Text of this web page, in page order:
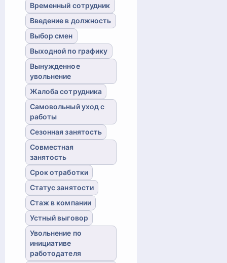
Временный сотрудник
Введение в должность
Выбор смен
Выходной по графику
Вынужденное
увольнение
Жалоба сотрудника
Самовольный уход с
работы
Сезонная занятость
Совместная
занятость
Срок отработки
Статус занятости
Стаж в компании
Устный выговор
Увольнение по
инициативе
работодателя